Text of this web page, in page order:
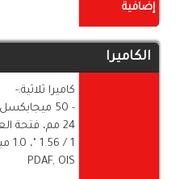
إضافية
الكاميرا
كاميرا ثلاثية:-
- 50 ميجابكسل
24 مم، فتحة العدسة f / 1.8 (عريضة)
1 / ​​1.56 "، 1.0 ميكرومتر، ثنائي البكسل
PDAF, OIS